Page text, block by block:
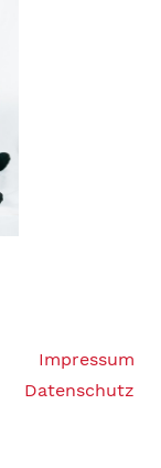
Impressum
Datenschutz